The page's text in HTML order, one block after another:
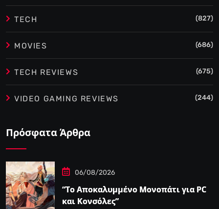
TECH (827)
MOVIES (686)
TECH REVIEWS (675)
VIDEO GAMING REVIEWS (244)
Πρόσφατα Άρθρα
06/08/2026
“Το Αποκαλυμμένο Μονοπάτι για PC
και Κονσόλες”